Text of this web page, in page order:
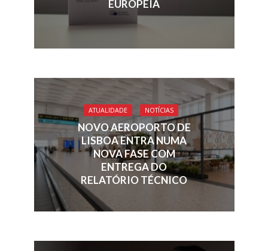
EUROPEIA
ATUALIDADE NOTÍCIAS
NOVO AEROPORTO DE
LISBOA ENTRA NUMA
NOVA FASE COM
ENTREGA DO
RELATÓRIO TÉCNICO